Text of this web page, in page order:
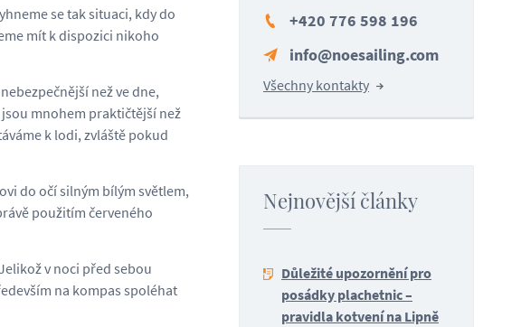
se tak situaci, kdy do
mít k dispozici nikoho
než ve dne,
mnohem praktičtější než
k lodi, zvláště pokud
do očí silným bílým světlem,
použitím červeného
v noci před sebou
na kompas spoléhat
+420 776 598 196
info@noesailing.com
Všechny kontakty
Nejnovější články
Důležité upozornění pro
posádky plachetnic –
pravidla kotvení na Lipně